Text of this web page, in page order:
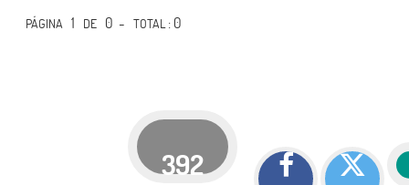
PÁGINA 1 DE 0 -TOTAL: 0
392